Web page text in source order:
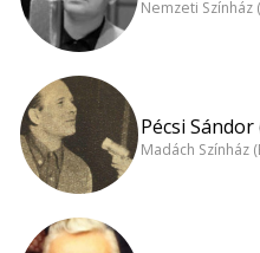
Nemzeti Színház
Pécsi Sándor
Madách Színház